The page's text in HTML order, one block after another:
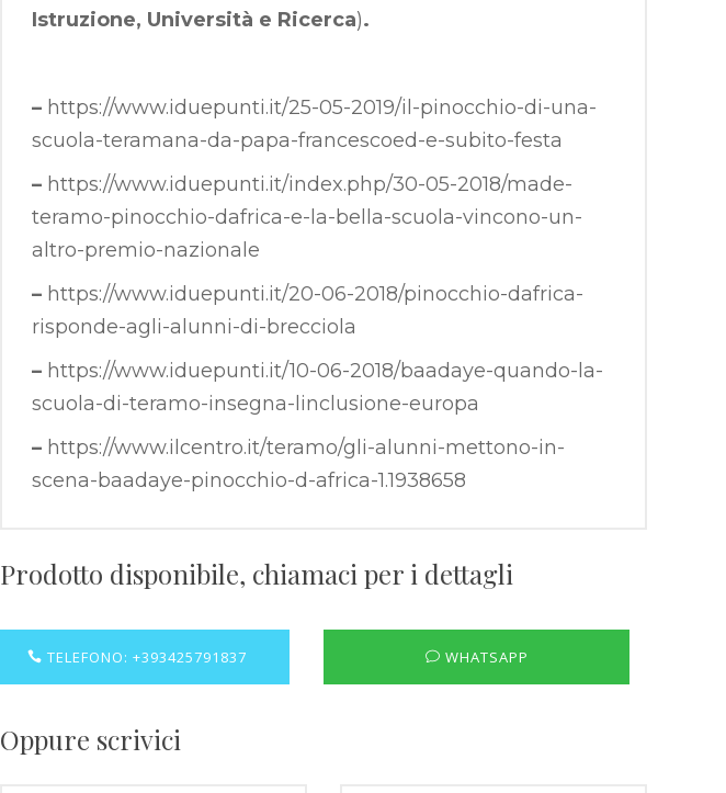
Istruzione, Università e Ricerca).
– https://www.iduepunti.it/25-05-2019/il-pinocchio-di-una-
scuola-teramana-da-papa-francescoed-e-subito-festa
– https://www.iduepunti.it/index.php/30-05-2018/made-
teramo-pinocchio-dafrica-e-la-bella-scuola-vincono-un-
altro-premio-nazionale
– https://www.iduepunti.it/20-06-2018/pinocchio-dafrica-
risponde-agli-alunni-di-brecciola
– https://www.iduepunti.it/10-06-2018/baadaye-quando-la-
scuola-di-teramo-insegna-linclusione-europa
– https://www.ilcentro.it/teramo/gli-alunni-mettono-in-
scena-baadaye-pinocchio-d-africa-1.1938658
Prodotto disponibile, chiamaci per i dettagli
TELEFONO: +393425791837 WHATSAPP
Oppure scrivici